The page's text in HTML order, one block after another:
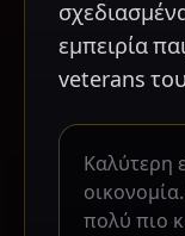
εμπειρία
veterans
Καλύτερη
πολύ πιο